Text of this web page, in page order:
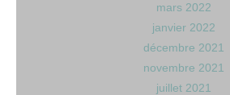
mars 2022
janvier 2022
décembre 2021
novembre 2021
juillet 2021